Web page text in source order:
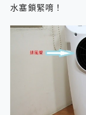
水塞鎖緊唷！